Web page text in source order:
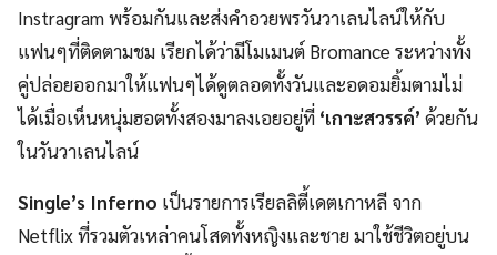
Instragram พร้อมกันและส่งคำอวยพรวันวาเลนไลน์ให้กับ
แฟนๆที่ติดตามชม เรียกได้ว่ามีโมเมนต์ Bromance ระหว่างทั้ง
คู่ปล่อยออกมาให้แฟนๆได้ดูตลอดทั้งวันและอดอมยิ้มตามไม่
ได้เมื่อเห็นหนุ่มฮอตทั้งสองมาลงเอยอยู่ที่ ‘เกาะสวรรค์’ ด้วยกัน
ในวันวาเลนไลน์
Single’s Inferno เป็นรายการเรียลลิตี้เดตเกาหลี จาก
Netflix ที่รวมตัวเหล่าคนโสดทั้งหญิงและชาย มาใช้ชีวิตอยู่บน